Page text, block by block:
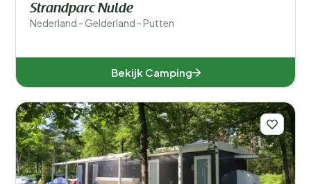
Strandparc Nulde
Nederland - Gelderland - Putten
Bekijk Camping